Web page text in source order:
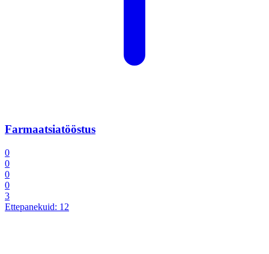
Farmaatsiatööstus
0
0
0
0
3
Ettepanekuid: 12